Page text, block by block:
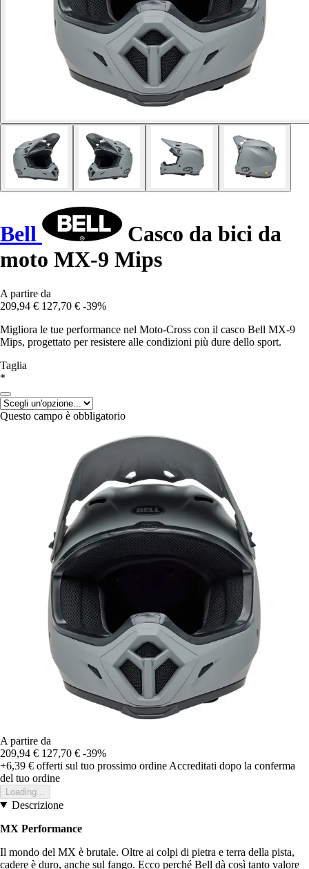
Bell
Casco da bici da
moto MX-9 Mips
A partire da
209,94 € 127,70 € -39%
Migliora le tue performance nel Moto-Cross con il casco Bell MX-9
Mips, progettato per resistere alle condizioni più dure dello sport.
Taglia
*
Questo campo è obbligatorio
A partire da
209,94 € 127,70 € -39%
+6,39 € offerti sul tuo prossimo ordine Accreditati dopo la conferma
del tuo ordine
Loading...
Descrizione
MX Performance
Il mondo del MX è brutale. Oltre ai colpi di pietra e terra della pista,
cadere è duro, anche sul fango. Ecco perché Bell dà così tanto valore